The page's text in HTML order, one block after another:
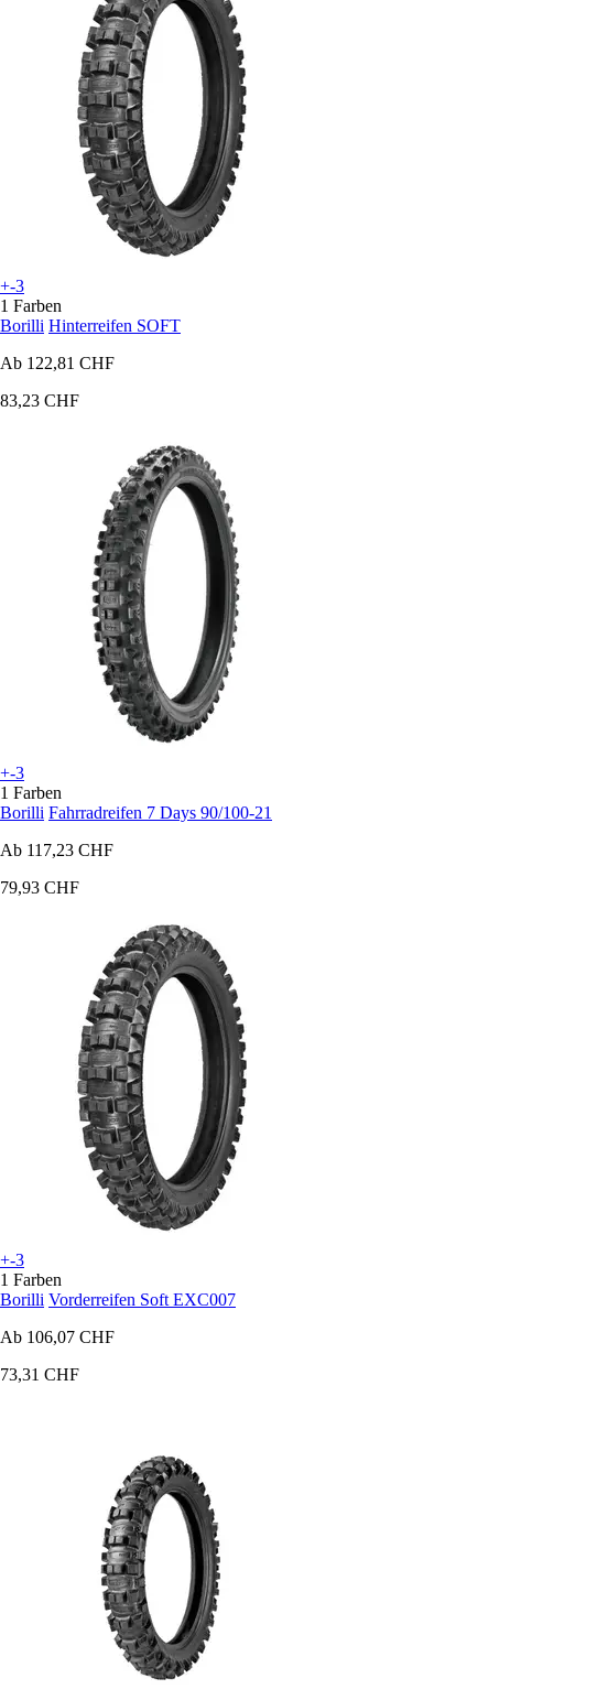
+-3
1 Farben
Borilli Hinterreifen SOFT
Ab 122,81 CHF
83,23 CHF
+-3
1 Farben
Borilli Fahrradreifen 7 Days 90/100-21
Ab 117,23 CHF
79,93 CHF
+-3
1 Farben
Borilli Vorderreifen Soft EXC007
Ab 106,07 CHF
73,31 CHF